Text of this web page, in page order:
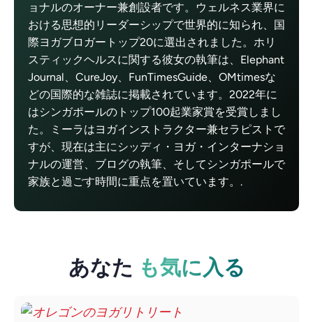
ョナルのオーナー兼創設者です。ウェルネス業界に
おける思想的リーダーシップで世界的に知られ、国
際ヨガブロガートップ20に選出されました。ホリ
スティックヘルスに関する彼女の執筆は、Elephant
Journal、CureJoy、FunTimesGuide、OMtimesな
どの国際的な雑誌に掲載されています。2022年に
はシンガポールのトップ100起業家賞を受賞しまし
た。ミーラはヨガインストラクター兼セラピストで
すが、現在は主にシッディ・ヨガ・インターナショ
ナルの運営、ブログの執筆、そしてシンガポールで
家族と過ごす時間に重点を置いています。.
あなた も気に入る